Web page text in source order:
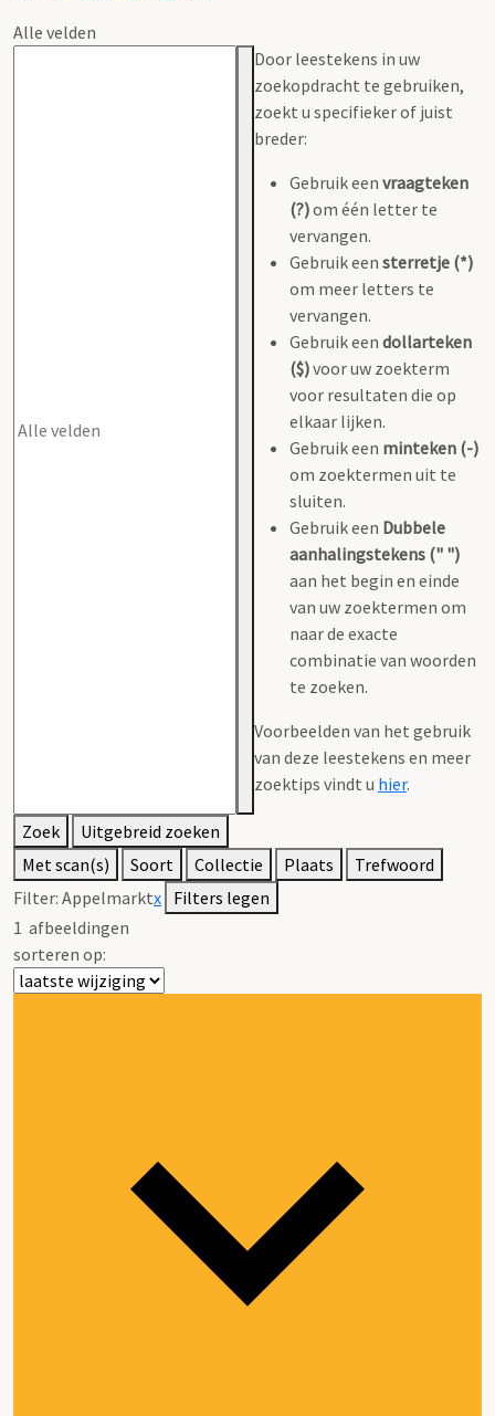
Alle velden
Door leestekens in uw
zoekopdracht te gebruiken,
zoekt u specifieker of juist
breder:
Gebruik een vraagteken
(?)om één letter te
vervangen.
Gebruik een sterretje (*)
om meer letters te
vervangen.
Gebruik een dollarteken
($)voor uw zoekterm
voor resultaten die op
elkaar lijken.
Gebruik een minteken (-)
om zoektermen uit te
sluiten.
Gebruik een Dubbele
aanhalingstekens (" ")
aan het begin en einde
van uw zoektermen om
naar de exacte
combinatie van woorden
te zoeken.
Voorbeelden van het gebruik
van deze leestekens en meer
zoektips vindt u hier.
Zoek
Uitgebreid zoeken
Met scan(s)
Soort Collectie Plaats
Trefwoord
Filter: Appelmarktx Filters legen
1 afbeeldingen
sorteren op: